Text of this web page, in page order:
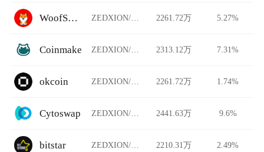
WoofSwap ZEDXION/USDT 2261.72万 5.27%
Coinmake ZEDXION/USDT 2313.12万 7.31%
okcoin ZEDXION/USDT 2261.72万 1.74%
Cytoswap ZEDXION/USDT 2441.63万 9.6%
bitstar ZEDXION/USDT 2210.31万 2.49%